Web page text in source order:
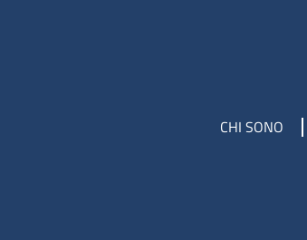
CHI SONO